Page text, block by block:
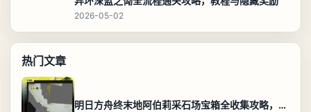
2026-05-02
热门文章
明日方舟终末地阿伯莉采石场宝箱全收集攻略，全点位分布图与路线